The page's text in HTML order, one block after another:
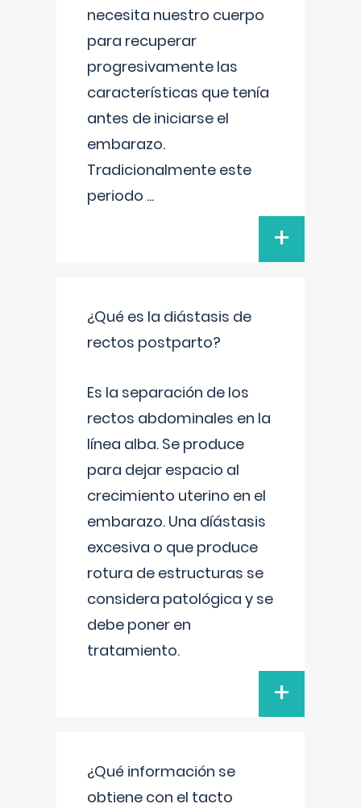
necesita nuestro cuerpo
para recuperar
progresivamente las
características que tenía
antes de iniciarse el
embarazo.
Tradicionalmente este
periodo ...
+
¿Qué es la diástasis de
rectos postparto?
Es la separación de los
rectos abdominales en la
línea alba. Se produce
para dejar espacio al
crecimiento uterino en el
embarazo. Una díástasis
excesiva o que produce
rotura de estructuras se
considera patológica y se
debe poner en
tratamiento.
+
¿Qué información se
obtiene con el tacto